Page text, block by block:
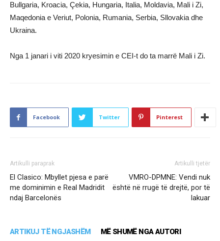
Bullgaria, Kroacia, Çekia, Hungaria, Italia, Moldavia, Mali i Zi,
Maqedonia e Veriut, Polonia, Rumania, Serbia, Sllovakia dhe
Ukraina.
Nga 1 janari i viti 2020 kryesimin e CEI-t do ta marrë Mali i Zi.
Facebook Twitter Pinterest
Artikulli paraprak
El Clasico: Mbyllet pjesa e parë
me dominimin e Real Madridit
ndaj Barcelonës
Artikulli tjetër
VMRO-DPMNE: Vendi nuk
është në rrugë të drejtë, por të
lakuar
ARTIKUJ TË NGJASHËM MË SHUMË NGA AUTORI